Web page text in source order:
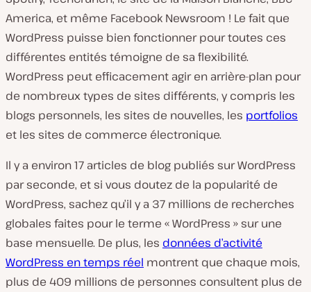
America, et même Facebook Newsroom ! Le fait que
WordPress puisse bien fonctionner pour toutes ces
différentes entités témoigne de sa flexibilité.
WordPress peut efficacement agir en arrière-plan pour
de nombreux types de sites différents, y compris les
blogs personnels, les sites de nouvelles, les portfolios
et les sites de commerce électronique.
Il y a environ 17 articles de blog publiés sur WordPress
par seconde, et si vous doutez de la popularité de
WordPress, sachez qu’il y a 37 millions de recherches
globales faites pour le terme « WordPress » sur une
base mensuelle. De plus, les données d’activité
WordPress en temps réel montrent que chaque mois,
plus de 409 millions de personnes consultent plus de